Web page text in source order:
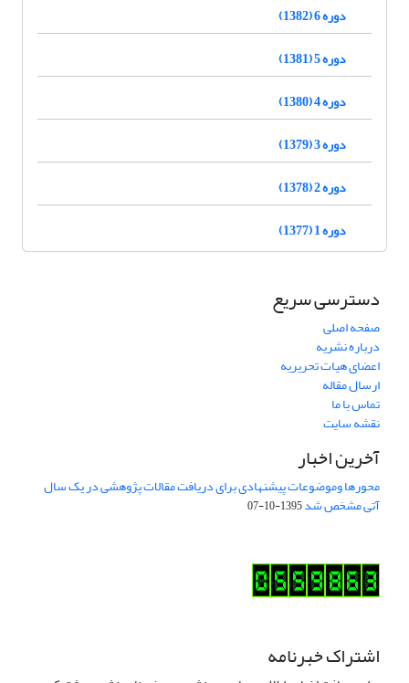
دوره 6 (1382)
دوره 5 (1381)
دوره 4 (1380)
دوره 3 (1379)
دوره 2 (1378)
دوره 1 (1377)
دسترسی سریع
صفحه اصلی
درباره نشریه
اعضای هیات تحریریه
ارسال مقاله
تماس با ما
نقشه سایت
آخرین اخبار
محورها وموضوعات پیشنهادی برای دریافت مقالات پژوهشی در یک سال
آتی مشخص شد1395-10-07
اشتراک خبرنامه